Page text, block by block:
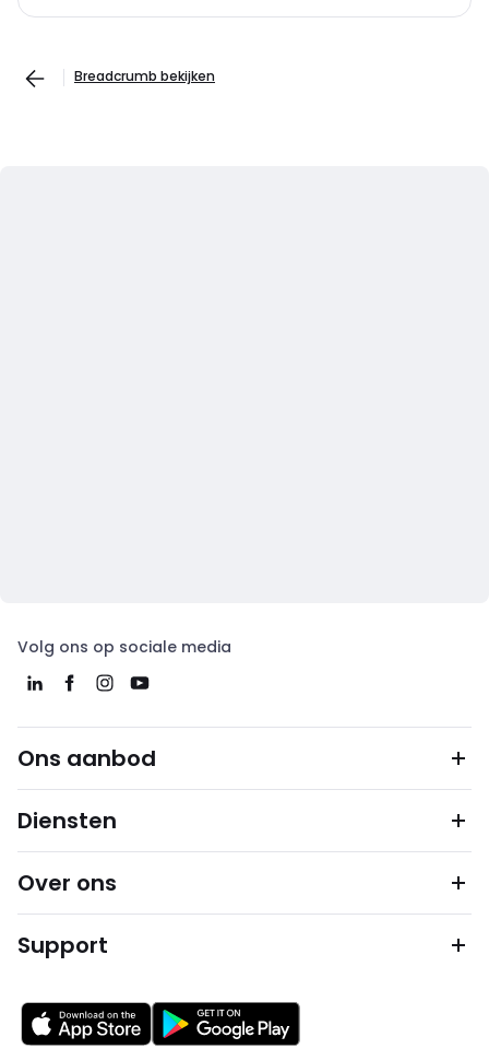
Breadcrumb bekijken
Volg ons op sociale media
Ons aanbod
Diensten
Over ons
Support